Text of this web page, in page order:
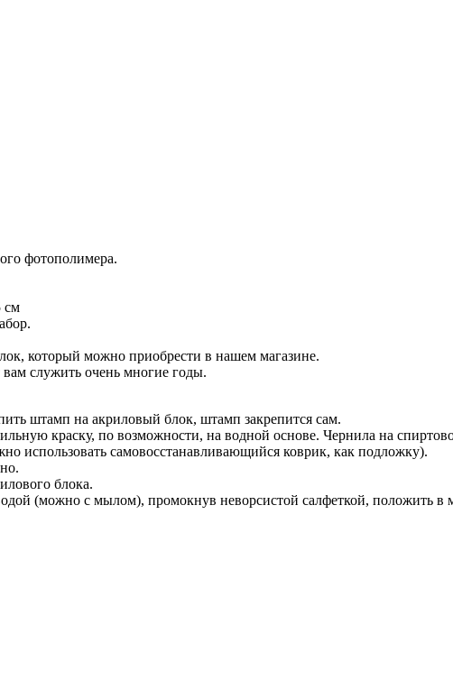
фотополимера.
см
который можно приобрести в нашем магазине.
служить очень многие годы.
штамп на акриловый блок, штамп закрепится сам.
краску, по возможности, на водной основе. Чернила на
использовать самовосстанавливающийся коврик, как подложку).
блока.
(можно с мылом), промокнув неворсистой салфеткой, положить